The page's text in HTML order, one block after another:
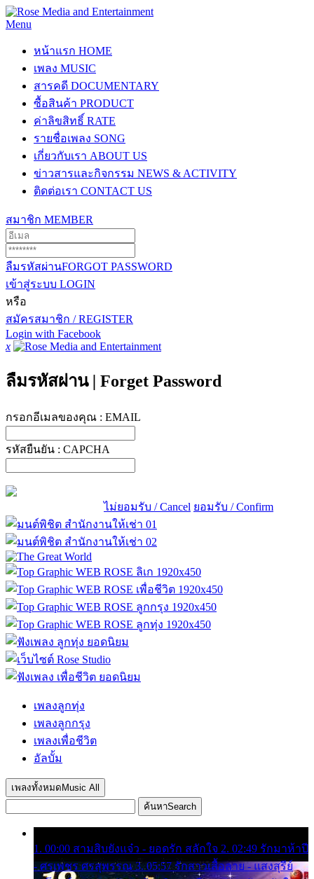
Menu
หน้าแรก HOME
เพลง MUSIC
สารคดี DOCUMENTARY
ซื้อสินค้า PRODUCT
ค่าลิขสิทธิ์ RATE
รายชื่อเพลง SONG
เกี่ยวกับเรา ABOUT US
ข่าวสารและกิจกรรม NEWS & ACTIVITY
ติดต่อเรา CONTACT US
สมาชิก MEMBER
ลืมรหัสผ่านFORGOT PASSWORD
เข้าสู่ระบบ LOGIN
หรือ
สมัครสมาชิก / REGISTER
Login with Facebook
x
ลืมรหัสผ่าน | Forget Password
กรอกอีเมลของคุณ : EMAIL
รหัสยืนยัน : CAPCHA
ไม่ยอมรับ / Cancel ยอมรับ / Confirm
เพลงลูกทุ่ง
เพลงลูกกรุง
เพลงเพื่อชีวิต
อัลบั้ม
เพลงทั้งหมด Music All
ค้นหาSearch
1. 00:00 สามสิบยังแจ๋ว - ยอดรัก สลักใจ 2. 02:49 รักมาห้าปี
- ศรเพชร ศรสุพรรณ 3. 05:57 รักสาวเสื้อลาย - แสงสุรีย์